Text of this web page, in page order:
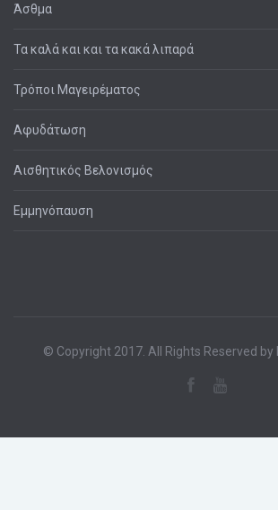
Άσθμα
Τα καλά και και τα κακά λιπαρά
Τρόποι Μαγειρέματος
Αφυδάτωση
Αισθητικός Βελονισμός
Εμμηνόπαυση
© Copyright 2017. All Rights Reserved by